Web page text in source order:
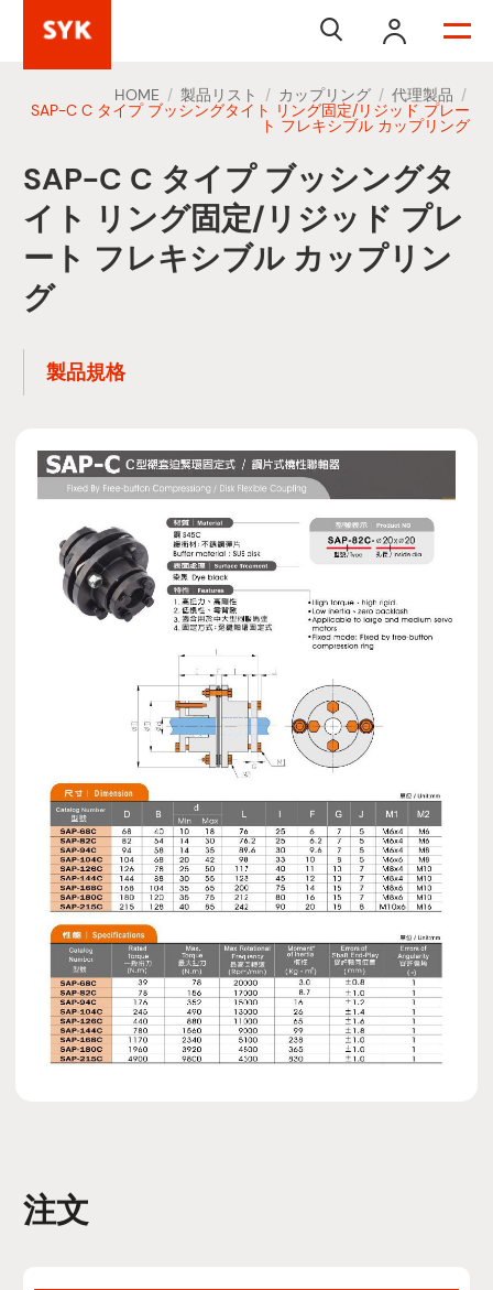
 
HOME / 製品リスト / カップリング / 代理製品 /
SAP-C C タイプ ブッシングタイト リング固定/リジッド プレー
ト フレキシブル カップリング
SAP-C C タイプ ブッシングタ
イト リング固定/リジッド プレ
ート フレキシブル カップリン
グ
製品規格
注文